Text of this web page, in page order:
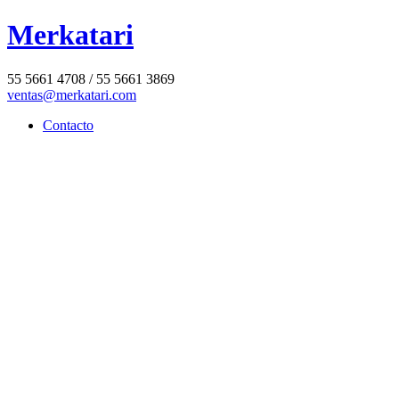
Merkatari
55 5661 4708 / 55 5661 3869
ventas@merkatari.com
Contacto